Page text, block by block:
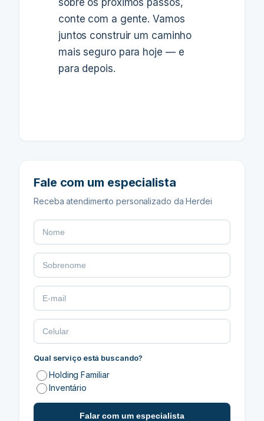
conte com a gente. Vamos
juntos construir um caminho
mais seguro para hoje — e
para depois.
Fale com um especialista
Receba atendimento personalizado da Herdei
Qual serviço está buscando?
Holding Familiar
Inventário
Falar com um especialista